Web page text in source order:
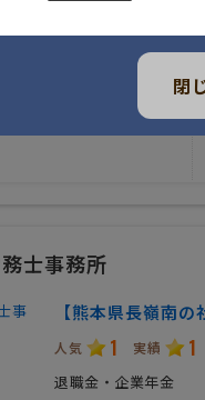
＆構築
もしくは適格年金移行手
士事務所
【熊本県長嶺南
人気 1 実績 1
退職金・企業年金
閉